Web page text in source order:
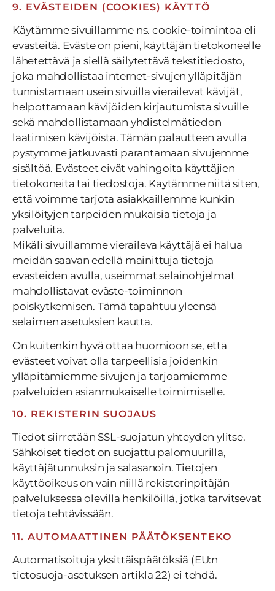
9. EVÄSTEIDEN (COOKIES) KÄYTTÖ
Käytämme sivuillamme ns. cookie-toimintoa eli
evästeitä. Eväste on pieni, käyttäjän tietokoneelle
lähetettävä ja siellä säilytettävä tekstitiedosto,
joka mahdollistaa internet-sivujen ylläpitäjän
tunnistamaan usein sivuilla vierailevat kävijät,
helpottamaan kävijöiden kirjautumista sivuille
sekä mahdollistamaan yhdistelmätiedon
laatimisen kävijöistä. Tämän palautteen avulla
pystymme jatkuvasti parantamaan sivujemme
sisältöä. Evästeet eivät vahingoita käyttäjien
tietokoneita tai tiedostoja. Käytämme niitä siten,
että voimme tarjota asiakkaillemme kunkin
yksilöityjen tarpeiden mukaisia tietoja ja
palveluita.
Mikäli sivuillamme vieraileva käyttäjä ei halua
meidän saavan edellä mainittuja tietoja
evästeiden avulla, useimmat selainohjelmat
mahdollistavat eväste-toiminnon
poiskytkemisen. Tämä tapahtuu yleensä
selaimen asetuksien kautta.
On kuitenkin hyvä ottaa huomioon se, että
evästeet voivat olla tarpeellisia joidenkin
ylläpitämiemme sivujen ja tarjoamiemme
palveluiden asianmukaiselle toimimiselle.
10. REKISTERIN SUOJAUS
Tiedot siirretään SSL-suojatun yhteyden ylitse.
Sähköiset tiedot on suojattu palomuurilla,
käyttäjätunnuksin ja salasanoin. Tietojen
käyttöoikeus on vain niillä rekisterinpitäjän
palveluksessa olevilla henkilöillä, jotka tarvitsevat
tietoja tehtävissään.
11. AUTOMAATTINEN PÄÄTÖKSENTEKO
Automatisoituja yksittäispäätöksiä (EU:n
tietosuoja-asetuksen artikla 22) ei tehdä.